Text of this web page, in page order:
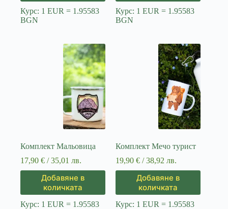
Курс: 1 EUR = 1.95583
BGN
Курс: 1 EUR = 1.95583
BGN
Комплект Мальовица
17,90 € / 35,01 лв.
Добавяне в
количката
Курс: 1 EUR = 1.95583
Комплект Мечо турист
19,90€ / 38,92 лв.
Добавяне в
количката
Курс: 1 EUR = 1.95583